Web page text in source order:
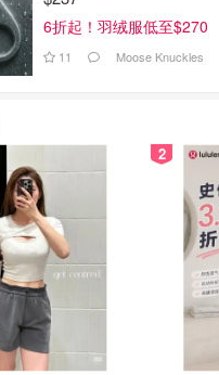
保湿补水乳液
膜：这是一个晚间免洗面
来一次大补水。我要是当
在护肤步骤跳去涂抹滋阴乳
保湿了，就不用多涂一层了
6折起！羽绒服低至$270
11 Moose Knuckles
2